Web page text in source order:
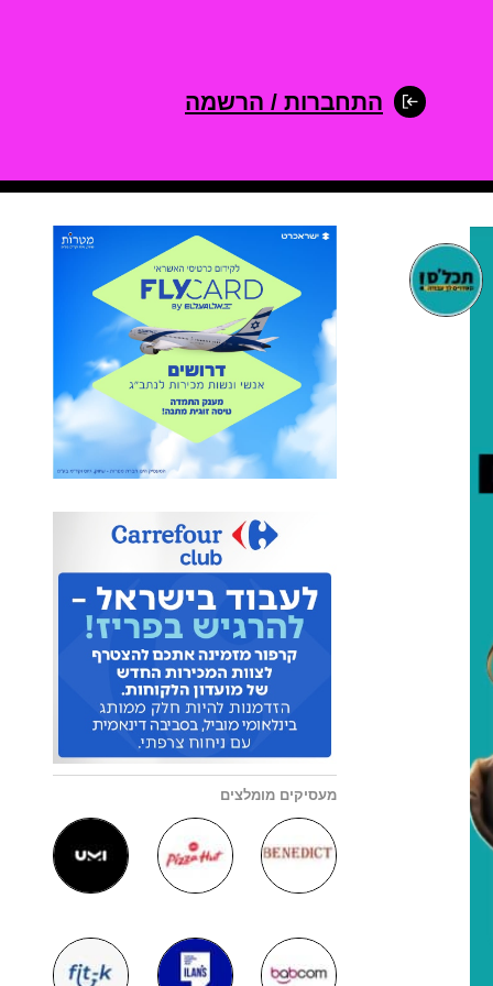
התחברות / הרשמה
מעסיקים מומלצים